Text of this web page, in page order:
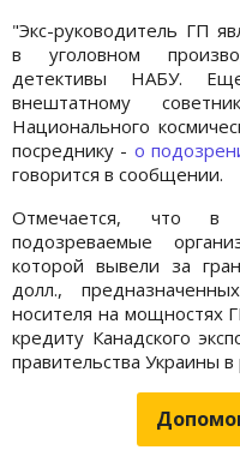
"Экс-руководитель ГП
в уголовном
детективы НАБУ.
внештатному
Национального
посреднику - о
говорится в сообщении.
Отмечается, что в
подозреваемые
которой вывели за
долл.,
носителя на
кредиту Канадского
правительства Украины